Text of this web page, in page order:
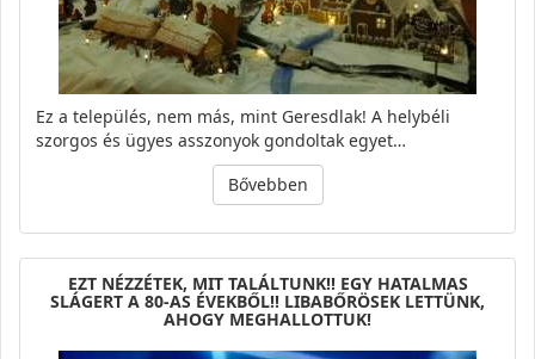
Ez a település, nem más, mint Geresdlak! A helybéli
szorgos és ügyes asszonyok gondoltak egyet…
Bővebben
EZT NÉZZÉTEK, MIT TALÁLTUNK!! EGY HATALMAS
SLÁGERT A 80-AS ÉVEKBŐL!! LIBABŐRÖSEK LETTÜNK,
AHOGY MEGHALLOTTUK!